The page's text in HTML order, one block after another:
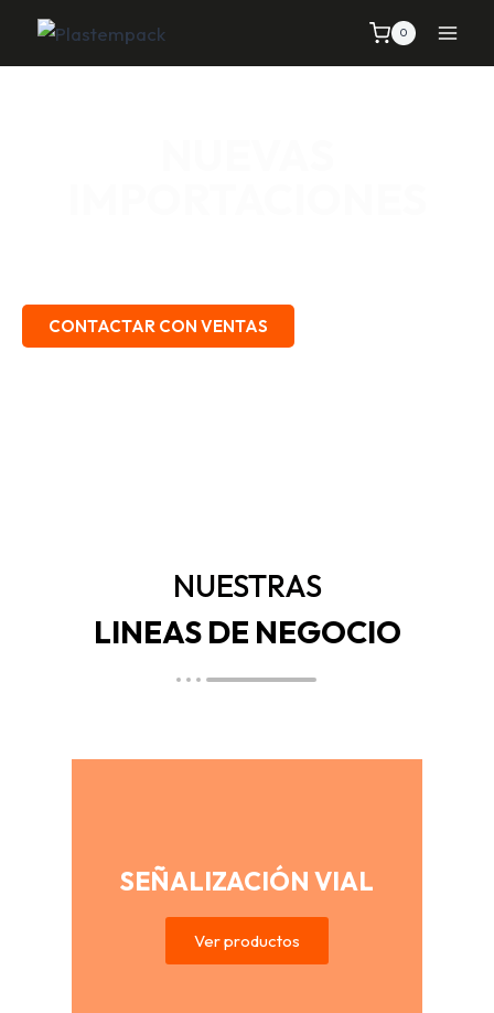
0
CONTACTAR CON VENTAS
NUESTRAS
LINEAS DE NEGOCIO
SEÑALIZACIÓN VIAL
Ver productos